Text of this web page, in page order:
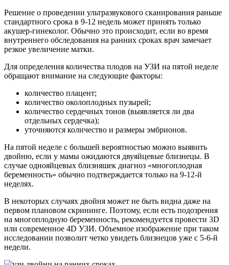
Решение о проведении ультразвукового сканирования раньше
стандартного срока в 9-12 недель может принять только
акушер-гинеколог. Обычно это происходит, если во время
внутреннего обследования на ранних сроках врач замечает
резкое увеличение матки.
Для определения количества плодов на УЗИ на пятой неделе
обращают внимание на следующие факторы:
количество плацент;
количество околоплодных пузырей;
количество сердечных тонов (выявляется ли два
отдельных сердечка);
уточняются количество и размеры эмбрионов.
На пятой неделе с большей вероятностью можно выявить
двойню, если у мамы ожидаются двуяйцевые близнецы. В
случае однояйцевых близняшек диагноз «многоплодная
беременность» обычно подтверждается только на 9-12-й
неделях.
В некоторых случаях двойня может не быть видна даже на
первом плановом скрининге. Поэтому, если есть подозрения
на многоплодную беременность, рекомендуется провести 3D
или современное 4D УЗИ. Объемное изображение при таком
исследовании позволит четко увидеть близнецов уже с 5-6-й
недели.